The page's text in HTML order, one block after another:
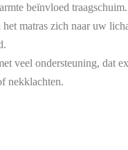
beïnvloed
matras zich naar uw
veel ondersteuning, dat
nekklachten.